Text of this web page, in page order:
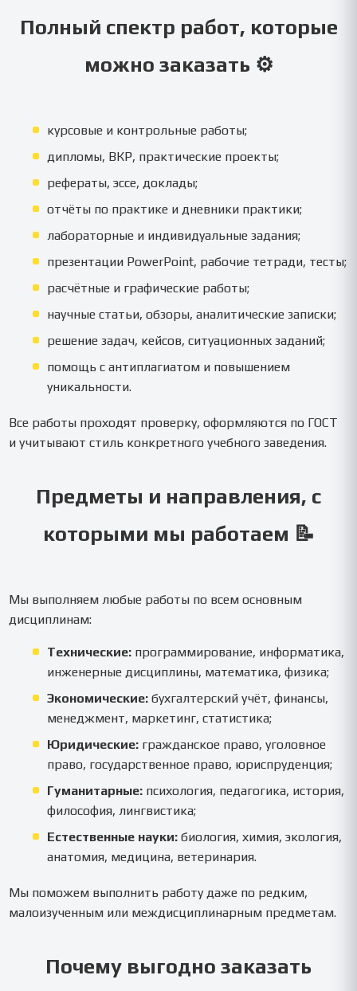
Полный спектр работ, которые
можно заказать ⚙️
курсовые и контрольные работы;
дипломы, ВКР, практические проекты;
рефераты, эссе, доклады;
отчёты по практике и дневники практики;
лабораторные и индивидуальные задания;
презентации PowerPoint, рабочие тетради, тесты;
расчётные и графические работы;
научные статьи, обзоры, аналитические записки;
решение задач, кейсов, ситуационных заданий;
помощь с антиплагиатом и повышением
уникальности.
Все работы проходят проверку, оформляются по ГОСТ
и учитывают стиль конкретного учебного заведения.
Предметы и направления, с
которыми мы работаем 📝
Мы выполняем любые работы по всем основным
дисциплинам:
Технические: программирование, информатика,
инженерные дисциплины, математика, физика;
Экономические: бухгалтерский учёт, финансы,
менеджмент, маркетинг, статистика;
Юридические: гражданское право, уголовное
право, государственное право, юриспруденция;
Гуманитарные: психология, педагогика, история,
философия, лингвистика;
Естественные науки: биология, химия, экология,
анатомия, медицина, ветеринария.
Мы поможем выполнить работу даже по редким,
малоизученным или междисциплинарным предметам.
Почему выгодно заказать